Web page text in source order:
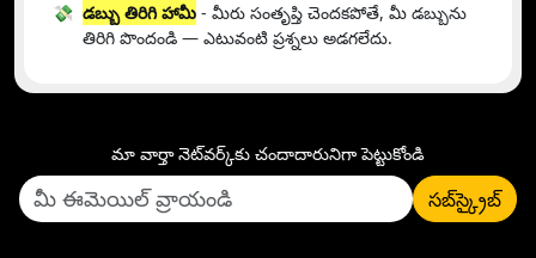
💸 డబ్బు తిరిగి హామీ - మీరు సంతృప్తి చెందకపోతే, మీ డబ్బును
తిరిగి పొందండి — ఎటువంటి ప్రశ్నలు అడగలేదు.
మా వార్తా నెట్‌వర్క్‌కు చందాదారునిగా పెట్టుకోండి
సబ్‌స్క్రైబ్